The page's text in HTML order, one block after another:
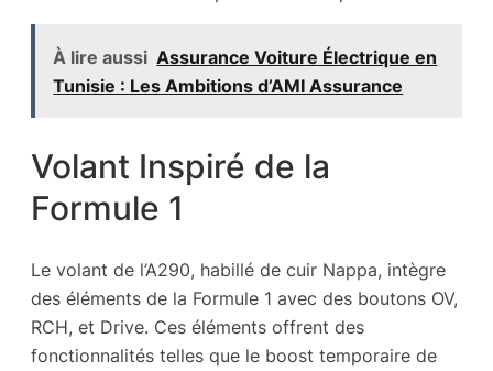
À lire aussi Assurance Voiture Électrique en
Tunisie : Les Ambitions d’AMI Assurance
Volant Inspiré de la
Formule 1
Le volant de l’A290, habillé de cuir Nappa, intègre
des éléments de la Formule 1 avec des boutons OV,
RCH, et Drive. Ces éléments offrent des
fonctionnalités telles que le boost temporaire de